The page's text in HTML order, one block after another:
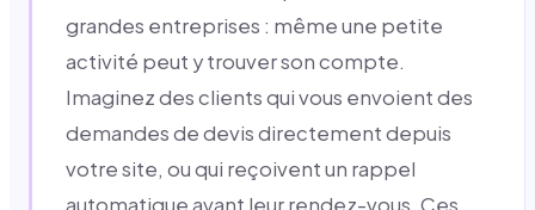
grandes entreprises : même une petite
activité peut y trouver son compte.
Imaginez des clients qui vous envoient des
demandes de devis directement depuis
votre site, ou qui reçoivent un rappel
automatique avant leur rendez-vous. Ces